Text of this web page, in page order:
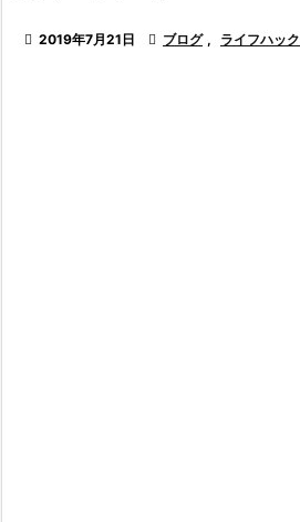
 2019年7月21日  ブログ , ライフハック